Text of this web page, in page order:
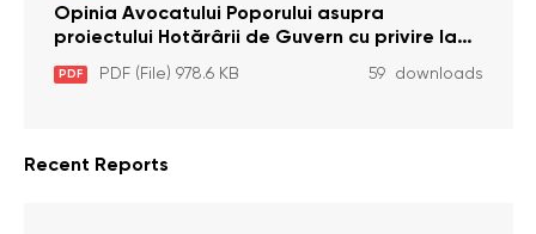
pentru comiterea cu intenție a unor infracțiuni
a fost luată în considerare de Curtea
Constituțională
Opinia Avocatului Poporului asupra
proiectului Hotărârii de Guvern cu privire la
aprobarea proiectului de lege privind
activitatea sanitară veterinarăa
PDF PDF (File) 978.6 KB 59 downloads
Recent Reports